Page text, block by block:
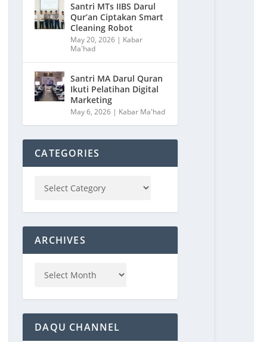
Santri MTs IIBS Darul
Qur’an Ciptakan Smart
Cleaning Robot
May 20, 2026 | Kabar
Ma'had
Santri MA Darul Quran
Ikuti Pelatihan Digital
Marketing
May 6, 2026 | Kabar Ma'had
CATEGORIES
ARCHIVES
DAQU CHANNEL